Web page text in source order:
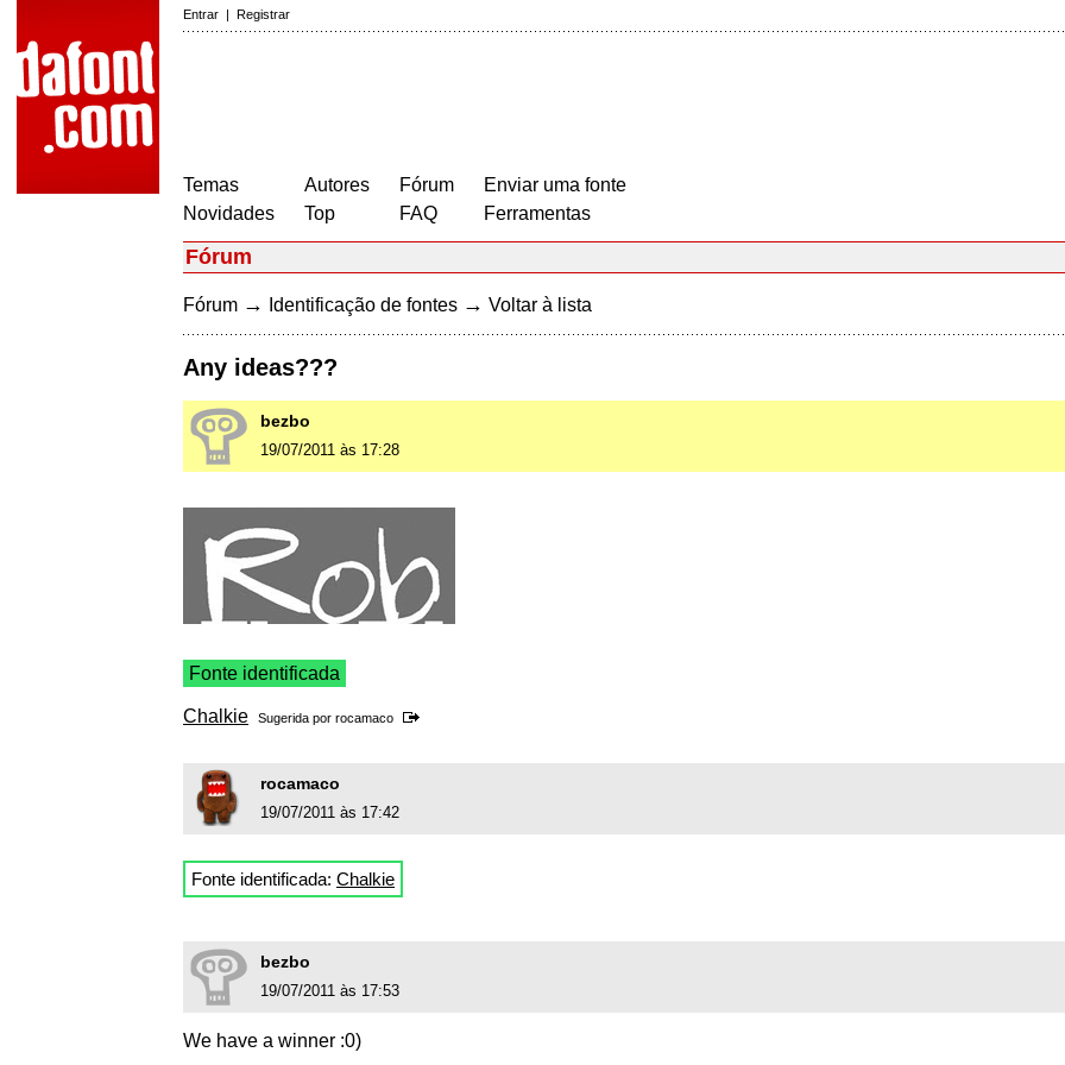
Entrar | Registrar
Temas
Novidades
Autores
Top
Fórum
FAQ
Enviar uma fonte
Ferramentas
Fórum
Fórum → Identificação de fontes → Voltar à lista
Any ideas???
bezbo
19/07/2011 às 17:28
Fonte identificada
Chalkie Sugerida por rocamaco
rocamaco
19/07/2011 às 17:42
Fonte identificada: Chalkie
bezbo
19/07/2011 às 17:53
We have a winner :0)